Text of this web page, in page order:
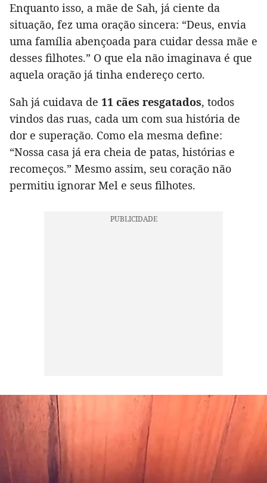
Enquanto isso, a mãe de Sah, já ciente da
situação, fez uma oração sincera: “Deus, envia
uma família abençoada para cuidar dessa mãe e
desses filhotes.” O que ela não imaginava é que
aquela oração já tinha endereço certo.
Sah já cuidava de 11 cães resgatados, todos
vindos das ruas, cada um com sua história de
dor e superação. Como ela mesma define:
“Nossa casa já era cheia de patas, histórias e
recomeços.” Mesmo assim, seu coração não
permitiu ignorar Mel e seus filhotes.